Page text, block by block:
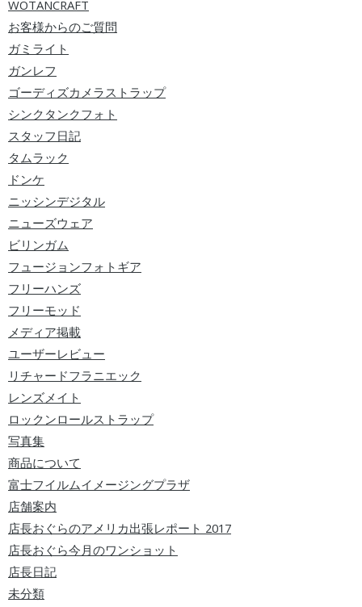
WOTANCRAFT
お客様からのご質問
ガミライト
ガンレフ
ゴーディズカメラストラップ
シンクタンクフォト
スタッフ日記
タムラック
ドンケ
ニッシンデジタル
ニューズウェア
ビリンガム
フュージョンフォトギア
フリーハンズ
フリーモッド
メディア掲載
ユーザーレビュー
リチャードフラニエック
レンズメイト
ロックンロールストラップ
写真集
商品について
富士フイルムイメージングプラザ
店舗案内
店長おぐらのアメリカ出張レポート 2017
店長おぐら今月のワンショット
店長日記
未分類